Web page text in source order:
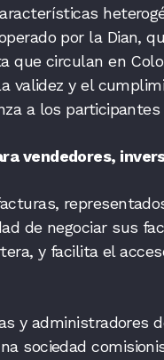
por la Dian,
que circulan en
validez y el
a los participantes
vendedores,
de negociar sus
y facilita el
y administradores
sociedad